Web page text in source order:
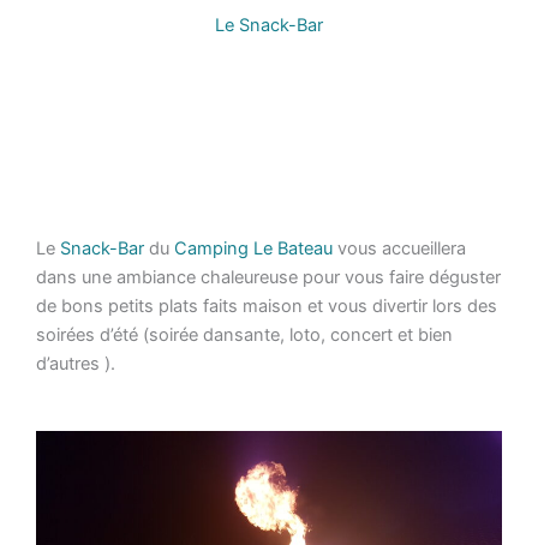
Le Snack-Bar
Le Snack-Bar du Camping Le Bateau vous accueillera
dans une ambiance chaleureuse pour vous faire déguster
de bons petits plats faits maison et vous divertir lors des
soirées d’été (soirée dansante, loto, concert et bien
d’autres ).